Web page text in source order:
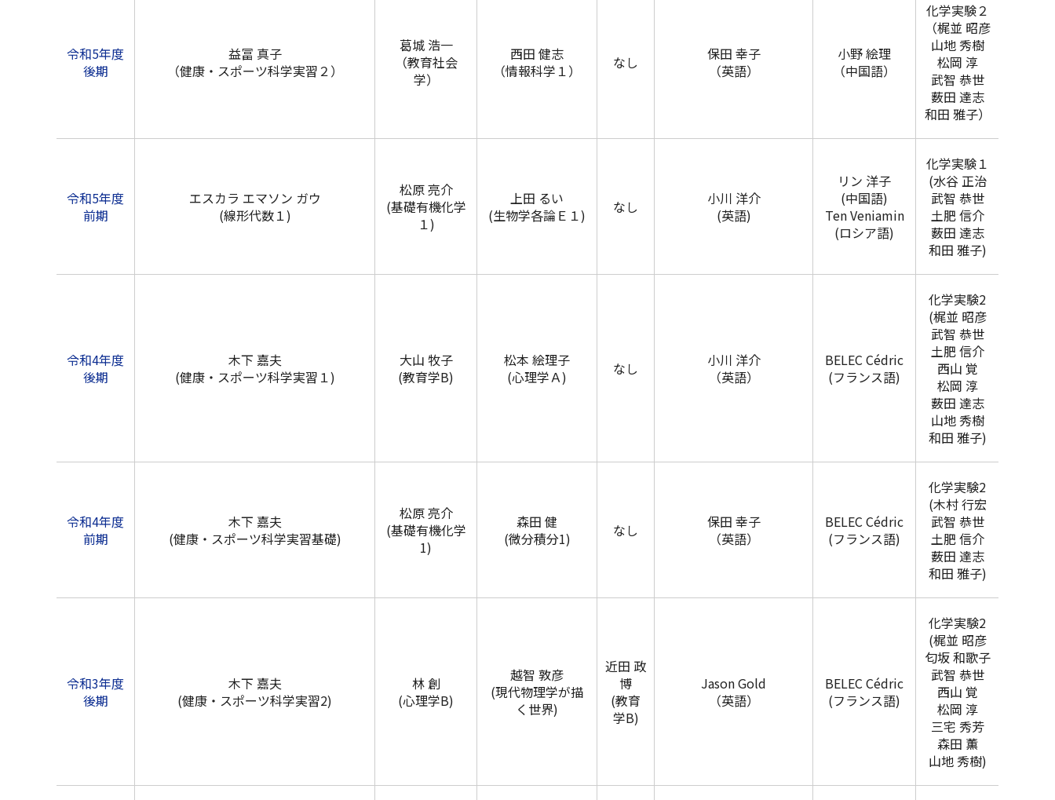
令和5年度
後期
益冨 真子
（健康・スポーツ科学実習２）
葛城 浩一
（教育社会
学）
西田 健志
（情報科学１）
なし
保田 幸子
（英語）
小野 絵理
（中国語）
化学実験２
（梶並 昭彦
山地 秀樹
松岡 淳
武智 恭世
薮田 達志
和田 雅子）
令和5年度
前期
エスカラ エマソン ガウ
(線形代数１)
松原 亮介
(基礎有機化学
１)
上田 るい
(生物学各論Ｅ１)
なし
小川 洋介
(英語)
リン 洋子
(中国語)
Ten Veniamin
(ロシア語)
化学実験１
(水谷 正治
武智 恭世
土肥 信介
薮田 達志
和田 雅子)
令和4年度
後期
木下 嘉夫
(健康・スポーツ科学実習１)
大山 牧子
(教育学B)
松本 絵理子
(心理学Ａ)
なし
小川 洋介
（英語）
BELEC Cédric
(フランス語)
化学実験2
(梶並 昭彦
武智 恭世
土肥 信介
西山 覚
松岡 淳
薮田 達志
山地 秀樹
和田 雅子)
令和4年度
前期
木下 嘉夫
(健康・スポーツ科学実習基礎)
松原 亮介
(基礎有機化学
1)
森田 健
(微分積分1)
なし
保田 幸子
（英語）
BELEC Cédric
(フランス語)
化学実験2
(木村 行宏
武智 恭世
土肥 信介
薮田 達志
和田 雅子)
令和3年度
後期
木下 嘉夫
(健康・スポーツ科学実習2)
林 創
(心理学B)
越智 敦彦
(現代物理学が描
く世界)
近田 政
博
(教育
学B)
Jason Gold
（英語）
BELEC Cédric
(フランス語)
化学実験2
(梶並 昭彦
匂坂 和歌子
武智 恭世
西山 覚
松岡 淳
三宅 秀芳
森田 薫
山地 秀樹)